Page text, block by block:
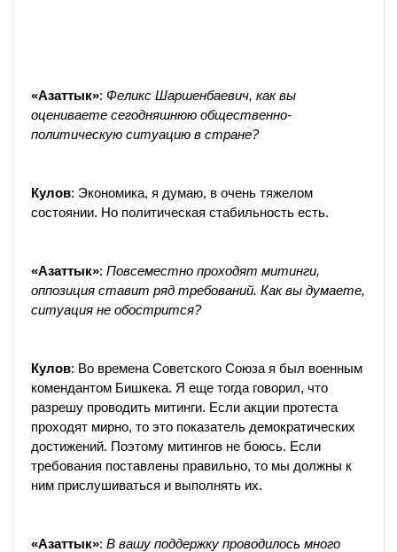
«Азаттык»: Феликс Шаршенбаевич, как вы
оцениваете сегодняшнюю общественно-
политическую ситуацию в стране?
Кулов: Экономика, я думаю, в очень тяжелом
состоянии. Но политическая стабильность есть.
«Азаттык»: Повсеместно проходят митинги,
оппозиция ставит ряд требований. Как вы думаете,
ситуация не обострится?
Кулов: Во времена Советского Союза я был военным
комендантом Бишкека. Я еще тогда говорил, что
разрешу проводить митинги. Если акции протеста
проходят мирно, то это показатель демократических
достижений. Поэтому митингов не боюсь. Если
требования поставлены правильно, то мы должны к
ним прислушиваться и выполнять их.
«Азаттык»: В вашу поддержку проводилось много